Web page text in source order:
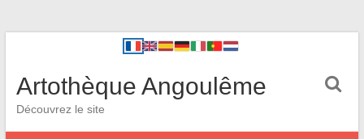
Artothèque Angoulême
Découvrez le site